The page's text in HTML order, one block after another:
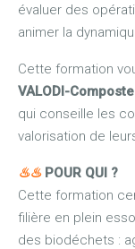
évaluer des
animer la
Cette formation
VALODI-
qui conseille les
valorisation de
♨♨POUR QUI ?
Cette formation
filière en plein
des biodéchets :